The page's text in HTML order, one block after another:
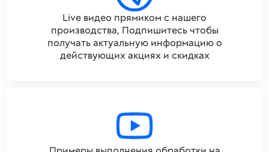
Live видео прямиком с нашего
производства, Подпишитесь чтобы
получать актуальную информацию о
действующих акциях и скидках